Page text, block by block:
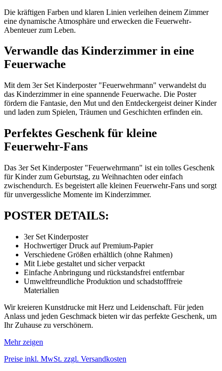
Die kräftigen Farben und klaren Linien verleihen deinem Zimmer
eine dynamische Atmosphäre und erwecken die Feuerwehr-
Abenteuer zum Leben.
Verwandle das Kinderzimmer in eine
Feuerwache
Mit dem 3er Set Kinderposter "Feuerwehrmann" verwandelst du
das Kinderzimmer in eine spannende Feuerwache. Die Poster
fördern die Fantasie, den Mut und den Entdeckergeist deiner Kinder
und laden zum Spielen, Träumen und Geschichten erfinden ein.
Perfektes Geschenk für kleine
Feuerwehr-Fans
Das 3er Set Kinderposter "Feuerwehrmann" ist ein tolles Geschenk
für Kinder zum Geburtstag, zu Weihnachten oder einfach
zwischendurch. Es begeistert alle kleinen Feuerwehr-Fans und sorgt
für unvergessliche Momente im Kinderzimmer.
POSTER DETAILS:
3er Set Kinderposter
Hochwertiger Druck auf Premium-Papier
Verschiedene Größen erhältlich (ohne Rahmen)
Mit Liebe gestaltet und sicher verpackt
Einfache Anbringung und rückstandsfrei entfernbar
Umweltfreundliche Produktion und schadstofffreie
Materialien
Wir kreieren Kunstdrucke mit Herz und Leidenschaft. Für jeden
Anlass und jeden Geschmack bieten wir das perfekte Geschenk, um
Ihr Zuhause zu verschönern.
Mehr zeigen
Preise inkl. MwSt. zzgl. Versandkosten